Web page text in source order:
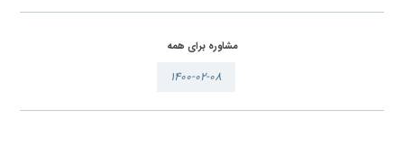
مشاوره برای همه
۱۴۰۰-۰۲-۰۸